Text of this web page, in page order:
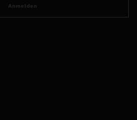
Anmelden